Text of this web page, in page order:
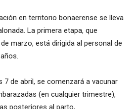
en territorio bonaerense se lleva
La primera etapa, que
marzo, está dirigida al personal de
7 de abril, se comenzará a vacunar
(en cualquier trimestre),
posteriores al parto,